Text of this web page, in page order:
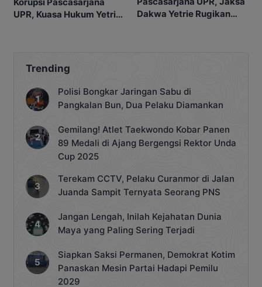
UPR, Kuasa Hukum Yetrie
Dakwa Yetrie Rugikan
Trending
Polisi Bongkar Jaringan Sabu di
Pangkalan Bun, Dua Pelaku Diamankan
Gemilang! Atlet Taekwondo Kobar Panen
89 Medali di Ajang Bergengsi Rektor Unda
Cup 2025
Terekam CCTV, Pelaku Curanmor di Jalan
Juanda Sampit Ternyata Seorang PNS
Jangan Lengah, Inilah Kejahatan Dunia
Maya yang Paling Sering Terjadi
Siapkan Saksi Permanen, Demokrat Kotim
Panaskan Mesin Partai Hadapi Pemilu
2029